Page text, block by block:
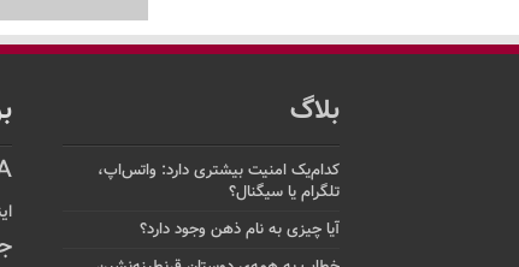
بلاگ
کدام‌یک امنیت بیشتری دارد: واتس‌اپ،
تلگرام یا سیگنال؟
آیا چیزی به نام ذهن وجود دارد؟